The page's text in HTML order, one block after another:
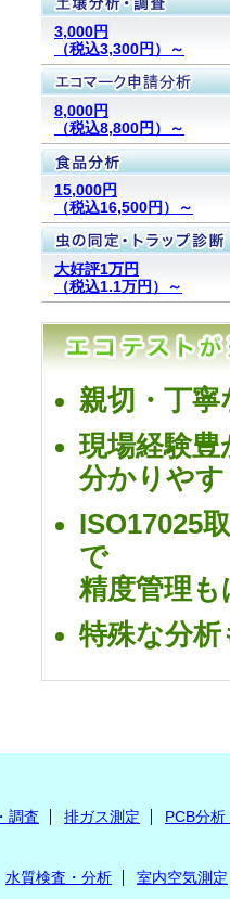
3,000円
（税込3,300円）～
8,000円
（税込8,800円）～
15,000円
（税込16,500円）～
大好評1万円
（税込1.1万円）～
親切・丁
現場経験
分かりや
ISO17025
で
精度管理
特殊な分
調査 排ガス測定 PCB分
水質検査・分析 室内空気測定